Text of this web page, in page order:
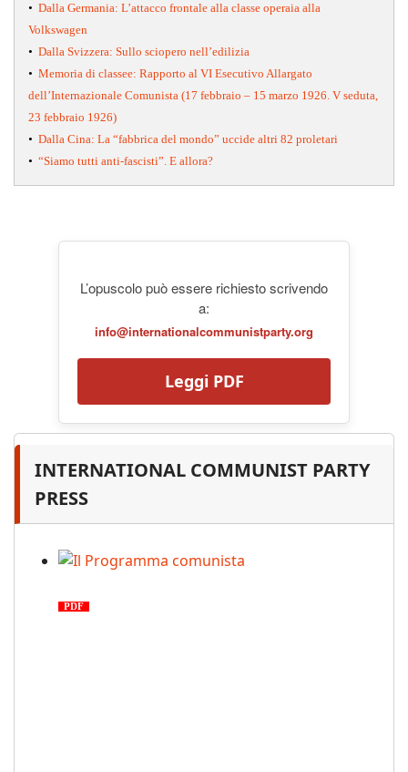
• Dalla Germania: L’attacco frontale alla classe operaia alla
Volkswagen
• Dalla Svizzera: Sullo sciopero nell’edilizia
• Memoria di classee: Rapporto al VI Esecutivo Allargato
dell’Internazionale Comunista (17 febbraio – 15 marzo 1926. V seduta,
23 febbraio 1926)
• Dalla Cina: La “fabbrica del mondo” uccide altri 82 proletari
• “Siamo tutti anti-fascisti”. E allora?
L’opuscolo può essere richiesto scrivendo
a:
info@internationalcommunistparty.org
Leggi PDF
INTERNATIONAL COMMUNIST PARTY
PRESS
PDF